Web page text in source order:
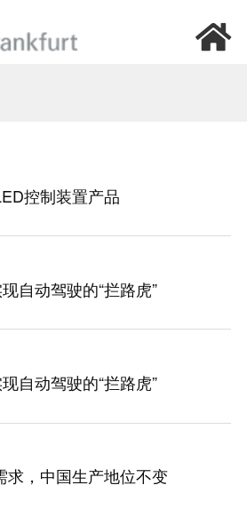
EN
控制装置产品
自动驾驶的“拦路虎”
自动驾驶的“拦路虎”
求，中国生产地位不变